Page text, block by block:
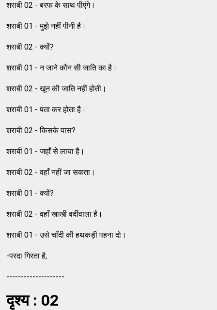
शराबी 02 - बरफ के साथ पीएंगे।
शराबी 01 - मुझे नहीं पीनी है।
शराबी 02 - क्यों?
शराबी 01 - न जाने कौन सी जाति का है।
शराबी 02 - खून की जाति नहीं होती।
शराबी 01 - पता कर होता है।
शराबी 02 - किसके पास?
शराबी 01 - जहाँ से लाया है।
शराबी 02 - वहाँ नहीं जा सकता।
शराबी 01 - क्यों?
शराबी 02 - वहाँ खाखी वर्दीवाला है।
शराबी 01 - उसे चाँदी की हथकड़ी पहना दो।
-परदा गिरता है,
--------------------
दृश्य : 02